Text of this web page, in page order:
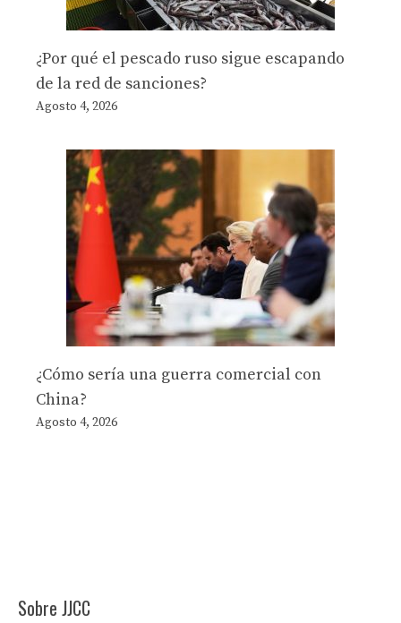
¿Por qué el pescado ruso sigue escapando
de la red de sanciones?
Agosto 4, 2026
¿Cómo sería una guerra comercial con
China?
Agosto 4, 2026
Sobre JJCC